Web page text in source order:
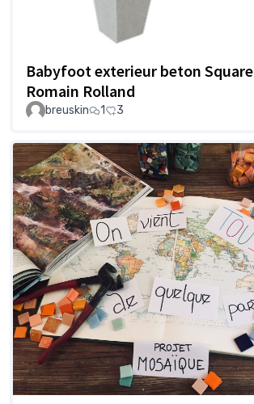
Babyfoot exterieur beton Square
Romain Rolland
breuskin 1 3